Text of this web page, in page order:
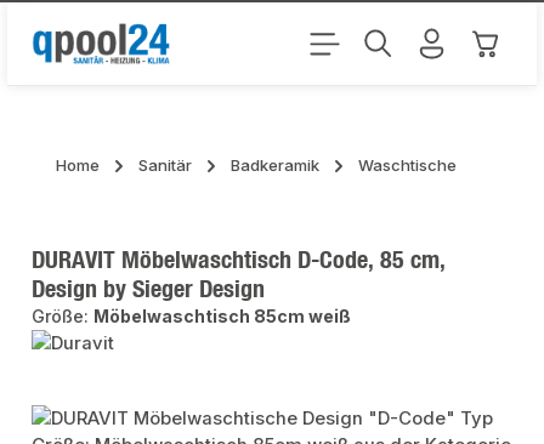
Zum Hauptinhalt springen
Home Sanitär Badkeramik Waschtische
DURAVIT Möbelwaschtisch D-Code, 85 cm,
Design by Sieger Design
Größe: Möbelwaschtisch 85cm weiß
Bildergalerie überspringen